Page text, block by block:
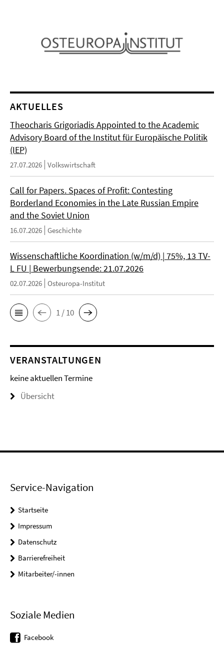
AKTUELLES
Theocharis Grigoriadis Appointed to the Academic
Advisory Board of the Institut für Europäische Politik
(IEP)
27.07.2026 Volkswirtschaft
Call for Papers. Spaces of Profit: Contesting
Borderland Economies in the Late Russian Empire
and the Soviet Union
16.07.2026 Geschichte
Wissenschaftliche Koordination (w/m/d) | 75%, 13 TV-
L FU | Bewerbungsende: 21.07.2026
02.07.2026 Osteuropa-Institut
1 / 10
VERANSTALTUNGEN
keine aktuellen Termine
Übersicht
Service-Navigation
Startseite
Impressum
Datenschutz
Barrierefreiheit
Mitarbeiter/-innen
Soziale Medien
Facebook